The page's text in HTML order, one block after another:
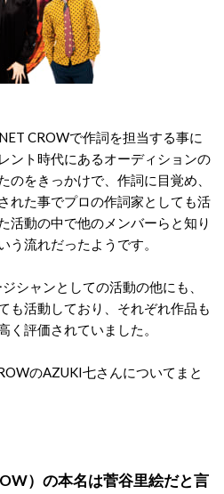
CROWで作詞を担当する事に
ント時代にあるオーディションの
のをきっかけで、作詞に目覚め、
れた事でプロの作詞家としても活
活動の中で他のメンバーらと知り
う流れだったようです。
シャンとしての活動の他にも、
も活動しており、それぞれ作品も
く評価されていました。
のAZUKI七さんについてまと
）の本名は菅谷里絵だと言